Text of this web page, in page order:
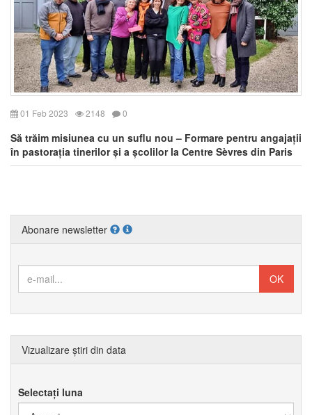
01 Feb 2023 2148 0
Să trăim misiunea cu un suflu nou – Formare pentru angajații
în pastorația tinerilor și a școlilor la Centre Sèvres din Paris
Abonare newsletter
Vizualizare știri din data
Selectați luna